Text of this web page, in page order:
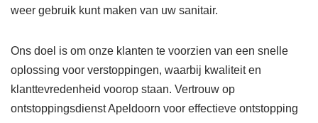
weer gebruik kunt maken van uw sanitair.
Ons doel is om onze klanten te voorzien van een snelle
oplossing voor verstoppingen, waarbij kwaliteit en
klanttevredenheid voorop staan. Vertrouw op
ontstoppingsdienst Apeldoorn voor effectieve ontstopping